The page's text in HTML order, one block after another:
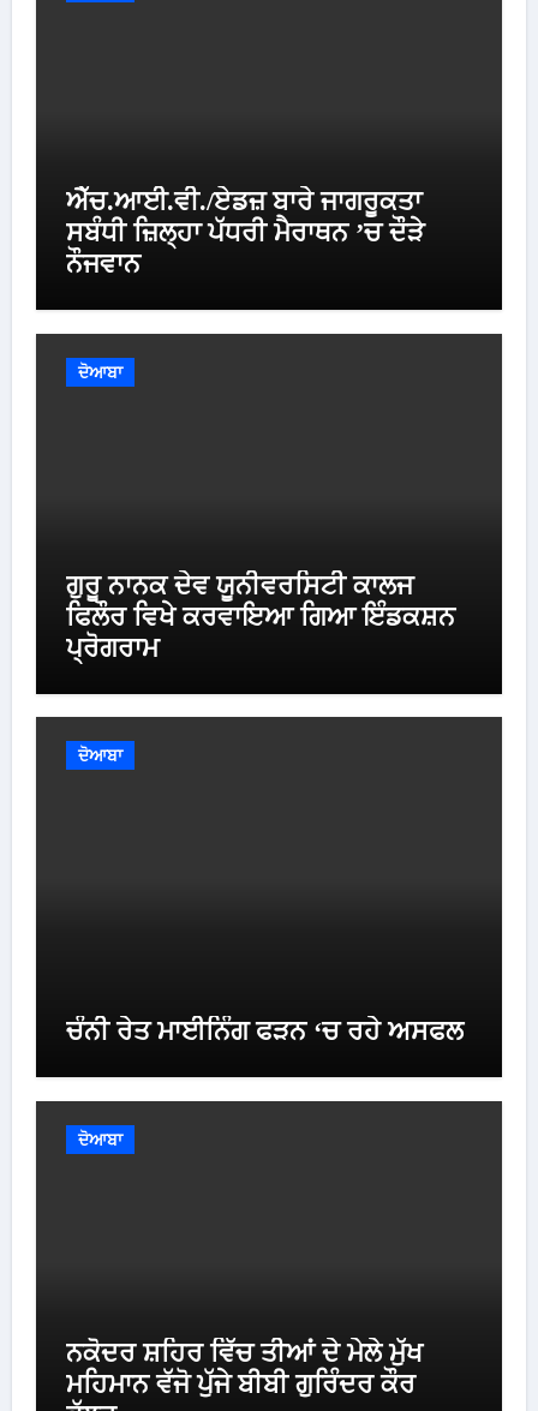
ਐੱਚ.ਆਈ.ਵੀ./ਏਡਜ਼ ਬਾਰੇ ਜਾਗਰੂਕਤਾ
ਸਬੰਧੀ ਜ਼ਿਲ੍ਹਾ ਪੱਧਰੀ ਮੈਰਾਥਨ ’ਚ ਦੌੜੇ
ਨੌਜਵਾਨ
ਦੋਆਬਾ
ਗੁਰੂ ਨਾਨਕ ਦੇਵ ਯੂਨੀਵਰਸਿਟੀ ਕਾਲਜ
ਫਿਲੌਰ ਵਿਖੇ ਕਰਵਾਇਆ ਗਿਆ ਇੰਡਕਸ਼ਨ
ਪ੍ਰੋਗਰਾਮ
ਦੋਆਬਾ
ਚੰਨੀ ਰੇਤ ਮਾਈਨਿੰਗ ਫੜਨ ‘ਚ ਰਹੇ ਅਸਫਲ
ਦੋਆਬਾ
ਨਕੋਦਰ ਸ਼ਹਿਰ ਵਿੱਚ ਤੀਆਂ ਦੇ ਮੇਲੇ ਮੁੱਖ
ਮਹਿਮਾਨ ਵੱਜੋ ਪੁੱਜੇ ਬੀਬੀ ਗੁਰਿੰਦਰ ਕੌਰ